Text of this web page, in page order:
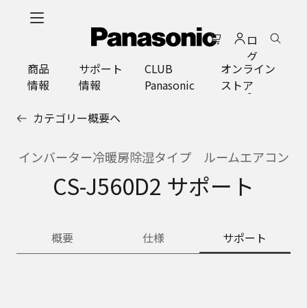
ロ
グ
イ
ン
商品
情報
サポート
情報
CLUB
Panasonic
オンライン
ストア
カテゴリー概要へ
インバーター冷暖房除湿タイプ ルームエアコン
CS-J560D2 サポート
概要 仕様 サポート